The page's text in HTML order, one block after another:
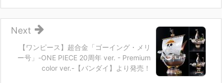
【ワンピース】超合金「ゴーイング・メリ
ー号」-ONE PIECE 20周年 ver. - Premium
color ver.-【バンダイ】より発売！
Next